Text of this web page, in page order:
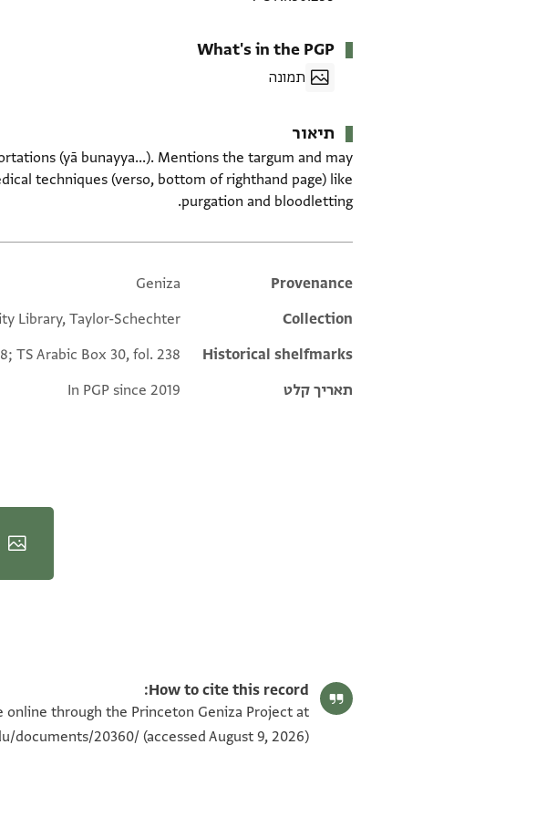
What's in the PGP
תמונה
תיאור
(yā bunayya...). Mentions the targum and may
techniques (verso, bottom of righthand page) like
purgation and bloodletting.
Additional metadata
Provenance
Geniza
Collection
Library, Taylor-Schechter
Historical shelfmarks
TS Arabic Box 30, fol. 238
תאריך קלט
In PGP since 2019
How to cite this record:
online through the Princeton Geniza Project at
documents/20360/ (accessed August 9, 2026).